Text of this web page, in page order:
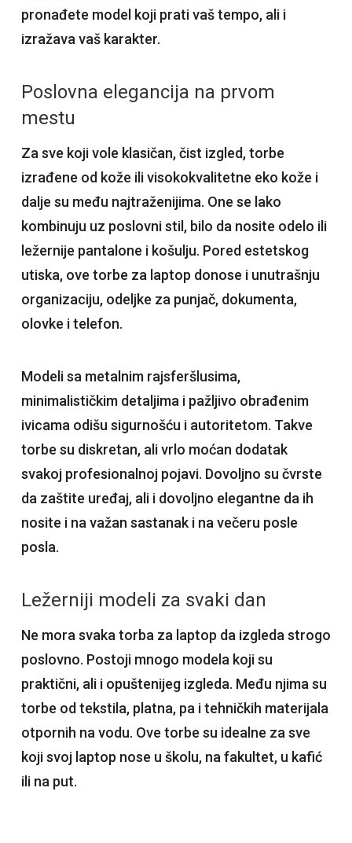
pronađete model koji prati vaš tempo, ali i
izražava vaš karakter.
Poslovna elegancija na prvom
mestu
Za sve koji vole klasičan, čist izgled, torbe
izrađene od kože ili visokokvalitetne eko kože i
dalje su među najtraženijima. One se lako
kombinuju uz poslovni stil, bilo da nosite odelo ili
ležernije pantalone i košulju. Pored estetskog
utiska, ove torbe za laptop donose i unutrašnju
organizaciju, odeljke za punjač, dokumenta,
olovke i telefon.
Modeli sa metalnim rajsferšlusima,
minimalističkim detaljima i pažljivo obrađenim
ivicama odišu sigurnošću i autoritetom. Takve
torbe su diskretan, ali vrlo moćan dodatak
svakoj profesionalnoj pojavi. Dovoljno su čvrste
da zaštite uređaj, ali i dovoljno elegantne da ih
nosite i na važan sastanak i na večeru posle
posla.
Ležerniji modeli za svaki dan
Ne mora svaka torba za laptop da izgleda strogo
poslovno. Postoji mnogo modela koji su
praktični, ali i opuštenijeg izgleda. Među njima su
torbe od tekstila, platna, pa i tehničkih materijala
otpornih na vodu. Ove torbe su idealne za sve
koji svoj laptop nose u školu, na fakultet, u kafić
ili na put.